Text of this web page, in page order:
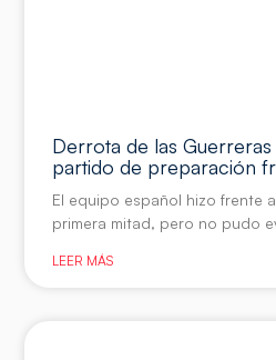
Derrota de las
partido de preparación
El equipo español hizo frente
primera mitad, pero no pudo
LEER MÁS